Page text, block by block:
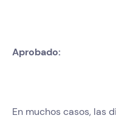
Aprobado:
En muchos casos, las